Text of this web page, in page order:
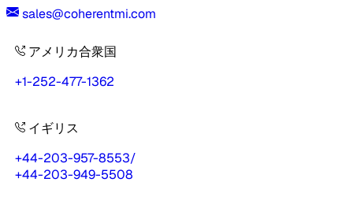
sales@coherentmi.com
アメリカ合衆国
+1-252-477-1362
イギリス
+44-203-957-8553/
+44-203-949-5508